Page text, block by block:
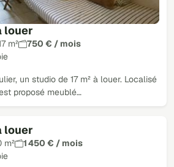
louer
m²
750 € / mois
un studio de 17 m² à louer. Localisé
proposé meublé…
louer
m²
1 450 € / mois